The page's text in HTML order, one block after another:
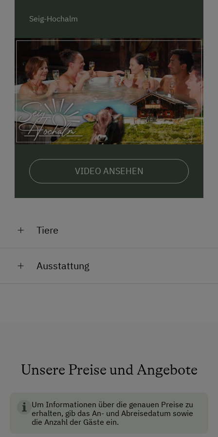
Da sich die Almhütte auf 1.680 m Höhe knapp
unterhalb des Bernkogel-Gipfels befindet, haben Sie
von derTerrasse- und natürlich auch dem HotPot
-
aus einegrandiose Aussicht in die Bergweltvon
den Gletschern der Hohen Tauern über den
Hochkönig bis zum Steinernen Meer. Nachts kann
man, fern von grellen Stadtlichtern, den ungetrübten
Sternenhimmel bewundern und vielleicht sogar die
ein oder andere Sternschnupper erspähen.
mitten der Natur, willkommen zu heißen.
Ihr Familie Niederseer
Seig-Hochalm
VIDEO ANSEHEN
Tiere
um die Hütte herum eingezäunt.
Ausstattung
Haustiere erlaubt
Skischuhtrockner
Unsere Preise und Angebote
Um Informationen über die genauen Preise zu
erhalten, gib das An- und Abreisedatum sowie
die Anzahl der Gäste ein.